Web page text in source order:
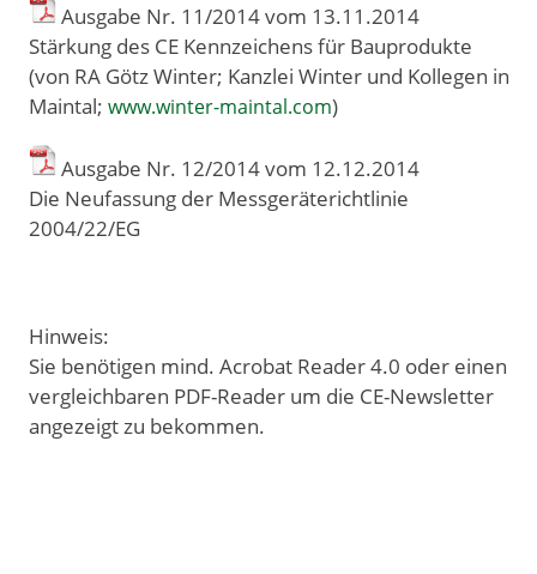
Ausgabe Nr. 11/2014 vom 13.11 .2014
Stärkung des CE Kennzeichens für Bauprodukte
(von RA Götz Winter; Kanzlei Winter und Kollegen in
Maintal; www.winter-maintal.com)
Ausgabe Nr. 12/2014 vom 12.12.2014
Die Neufassung der Messgeräterichtlinie
2004/22/EG
Hinweis:
Sie benötigen mind. Acrobat Reader 4.0 oder einen
vergleichbaren PDF-Reader um die CE-Newsletter
angezeigt zu bekommen.